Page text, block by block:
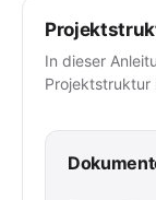
In dieser
Projektstruktur